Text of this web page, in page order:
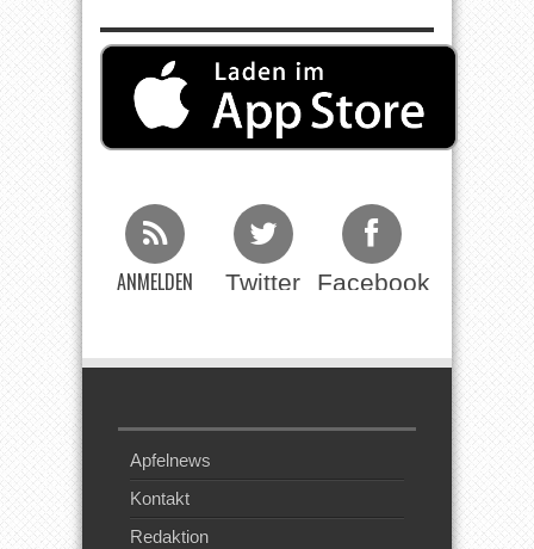
ANMELDEN Twitter Facebook
Apfelnews
Kontakt
Redaktion